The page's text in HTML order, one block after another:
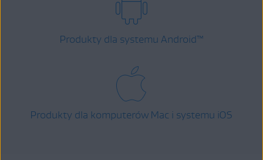
Produkty dla systemu Android™
Produkty dla komputerów Mac i systemu iOS